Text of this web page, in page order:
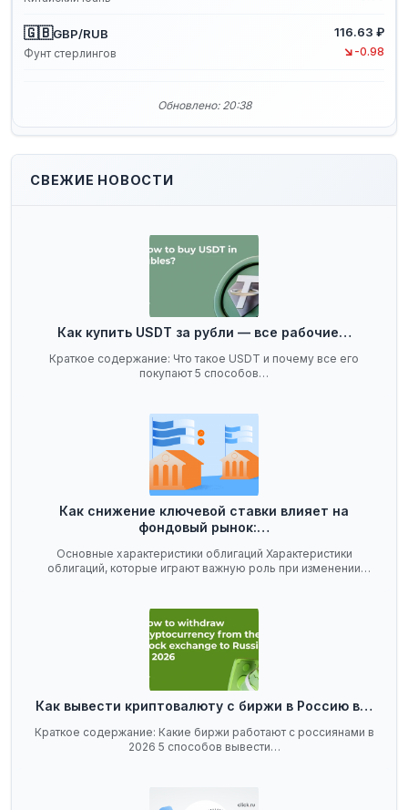
🇬🇧GBP/RUB
Фунт стерлингов
116.63 ₽
↘ -0.98
Обновлено: 20:38
СВЕЖИЕ НОВОСТИ
Как купить USDT за рубли — все рабочие…
Краткое содержание: Что такое USDT и почему все его
покупают 5 способов…
Как снижение ключевой ставки влияет на
фондовый рынок:…
Основные характеристики облигаций Характеристики
облигаций, которые играют важную роль при изменении
Как вывести криптовалюту с биржи в Россию в…
Краткое содержание: Какие биржи работают с россиянами в
2026 5 способов вывести…